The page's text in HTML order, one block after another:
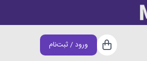
سبد خرید
ورود / ثبت‌نام